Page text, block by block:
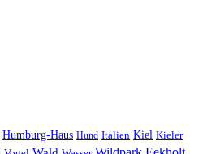
Humburg-Haus Hund Italien Kiel Kieler